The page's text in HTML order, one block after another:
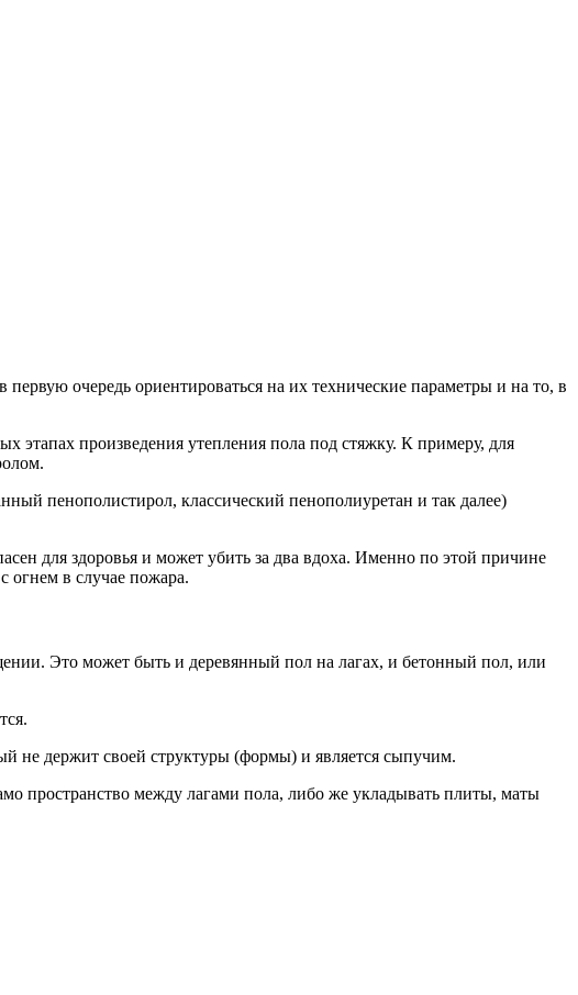
очередь ориентироваться на их технические параметры и на то, в
этапах произведения утепления пола под стяжку. К примеру, для
пенополистирол, классический пенополиуретан и так далее)
для здоровья и может убить за два вдоха. Именно по этой причине
огнем в случае пожара.
Это может быть и деревянный пол на лагах, и бетонный пол, или
не держит своей структуры (формы) и является сыпучим.
пространство между лагами пола, либо же укладывать плиты, маты